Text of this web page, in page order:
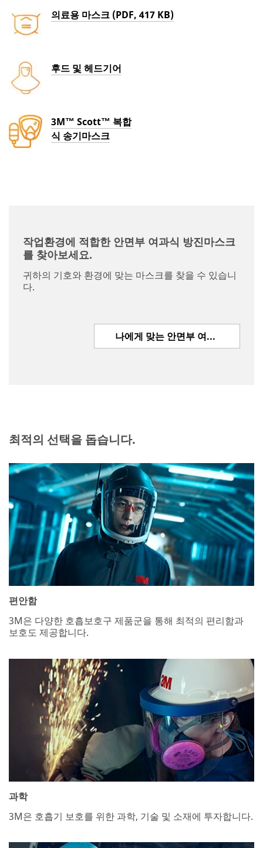
의료용 마스크 (PDF, 417 KB)
후드 및 헤드기어
3M™ Scott™ 복합
식 송기마스크
작업환경에 적합한 안면부 여과식 방진마스크
를 찾아보세요.
귀하의 기호와 환경에 맞는 마스크를 찾을 수 있습니
다.
나에게 맞는 안면부 여과식 방진마스크 찾아보기
최적의 선택을 돕습니다.
편안함
3M은 다양한 호흡보호구 제품군을 통해 최적의 편리함과
보호도 제공합니다.
과학
3M은 호흡기 보호를 위한 과학, 기술 및 소재에 투자합니다.